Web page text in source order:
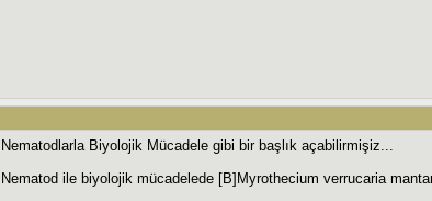
Nematodlarla Biyolojik Mücadele gibi bir başlık açabilirmişiz...
Nematod ile biyolojik mücadelede [B]Myrothecium verrucaria